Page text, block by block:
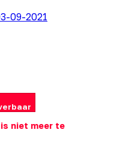
09-2021
niet meer te